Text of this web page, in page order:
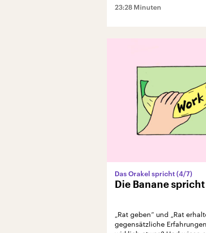
23:28 Minuten
Das Orakel spricht (4/7)
Die Banane spricht
„Rat geben“ und „Rat
gegensätzliche